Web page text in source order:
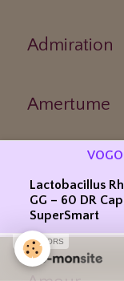
Admiration
Amertume
Agitation
Ambivalence
Lactobacillus
GG – 60 DR
SuperSmart
SPONSORS